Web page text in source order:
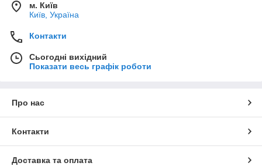
м. Київ
Київ, Україна
Контакти
Сьогодні вихідний
Показати весь графік роботи
Про нас
Контакти
Доставка та оплата